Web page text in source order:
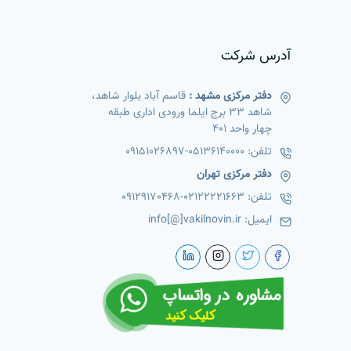
آدرس شرکت
دفتر مرکزی مشهد : قاسم آباد بلوار شاهد،
شاهد 33 برج ایلما ورودی اداری طبقه
چهار واحد 401
تلفن: 05136140000
-
09151026897
دفتر مرکزی تهران
تلفن: 02122221663
-
09129170468
ایمیل: info[@]vakilnovin.ir